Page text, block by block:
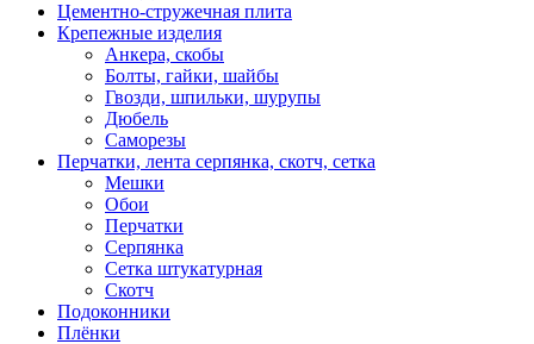
Цементно-стружечная плита
Крепежные изделия
Анкера, скобы
Болты, гайки, шайбы
Гвозди, шпильки, шурупы
Дюбель
Саморезы
Перчатки, лента серпянка, скотч, сетка
Мешки
Обои
Перчатки
Серпянка
Сетка штукатурная
Скотч
Подоконники
Плёнки